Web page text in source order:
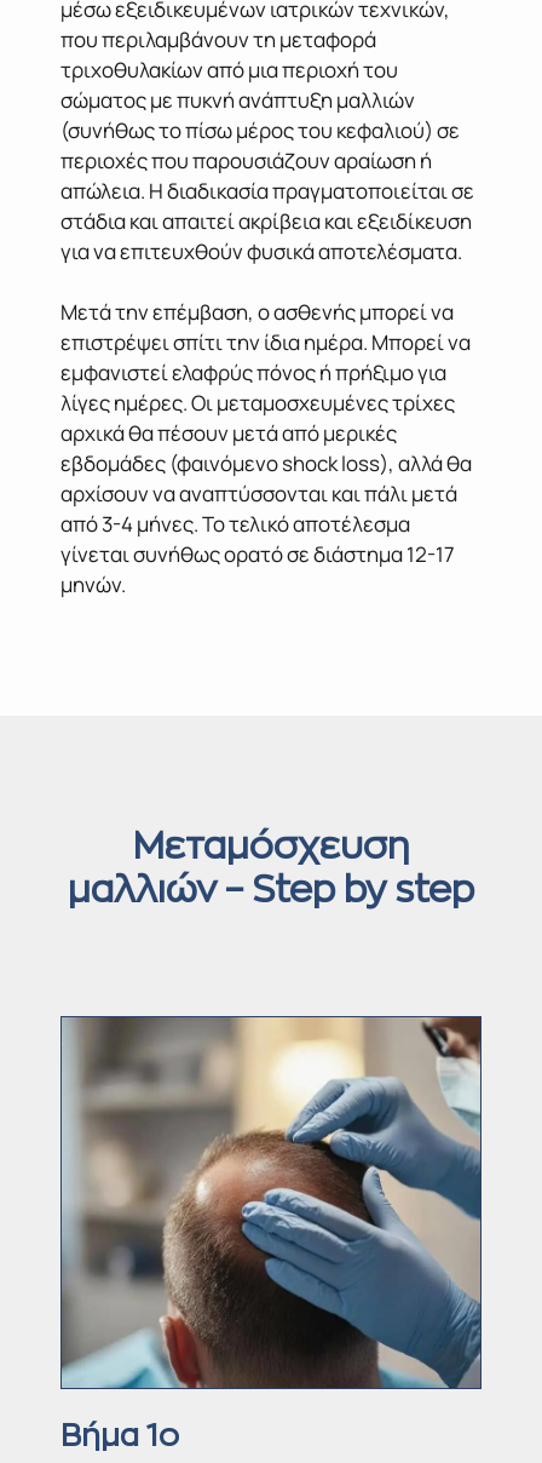
μέσω εξειδικευμένων ιατρικών τεχνικών,
που περιλαμβάνουν τη μεταφορά
τριχοθυλακίων από μια περιοχή του
σώματος με πυκνή ανάπτυξη μαλλιών
(συνήθως το πίσω μέρος του κεφαλιού) σε
περιοχές που παρουσιάζουν αραίωση ή
απώλεια. Η διαδικασία πραγματοποιείται σε
στάδια και απαιτεί ακρίβεια και εξειδίκευση
για να επιτευχθούν φυσικά αποτελέσματα.
Μετά την επέμβαση, ο ασθενής μπορεί να
επιστρέψει σπίτι την ίδια ημέρα. Μπορεί να
εμφανιστεί ελαφρύς πόνος ή πρήξιμο για
λίγες ημέρες. Οι μεταμοσχευμένες τρίχες
αρχικά θα πέσουν μετά από μερικές
εβδομάδες (φαινόμενο shock loss), αλλά θα
αρχίσουν να αναπτύσσονται και πάλι μετά
από 3-4 μήνες. Το τελικό αποτέλεσμα
γίνεται συνήθως ορατό σε διάστημα 12-17
μηνών.
Μεταμόσχευση
μαλλιών – Step by step
Βήμα 1ο